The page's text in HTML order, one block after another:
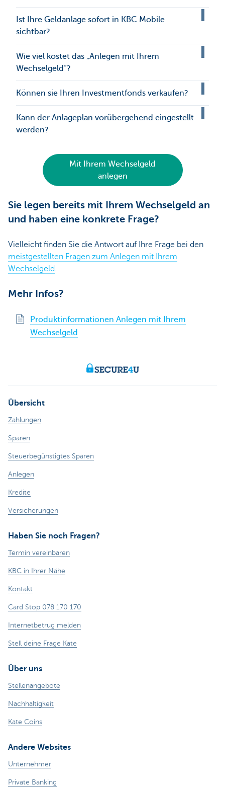
Ist Ihre Geldanlage sofort in KBC Mobile
sichtbar?
Wie viel kostet das „Anlegen mit Ihrem
Wechselgeld“?
Können sie Ihren Investmentfonds verkaufen?
Kann der Anlageplan vorübergehend eingestellt
werden?
Mit Ihrem Wechselgeld
anlegen
Sie legen bereits mit Ihrem Wechselgeld an
und haben eine konkrete Frage?
Vielleicht finden Sie die Antwort auf Ihre Frage bei den
meistgestellten Fragen zum Anlegen mit Ihrem
Wechselgeld.
Mehr Infos?
Produktinformationen Anlegen mit Ihrem
Wechselgeld
Übersicht
Zahlungen
Sparen
Steuerbegünstigtes Sparen
Anlegen
Kredite
Versicherungen
Haben Sie noch Fragen?
Termin vereinbaren
KBC in Ihrer Nähe
Kontakt
Card Stop 078 170 170
Internetbetrug melden
Stell deine Frage Kate
Über uns
Stellenangebote
Nachhaltigkeit
Kate Coins
Andere Websites
Unternehmer
Private Banking